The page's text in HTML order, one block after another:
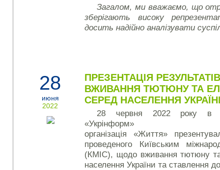
Загалом, ми вважаємо, що
зберігають високу
досить надійно аналізувати
28
июня
2022
ПРЕЗЕНТАЦІЯ
ВЖИВАННЯ ТЮТЮНУ ТА
СЕРЕД НАСЕЛЕННЯ
28 червня 2022 року в
«Укрінформ»
організація «Життя»
проведеного Київським
(КМІС), щодо вживання тютюну та
населення України та ставлення